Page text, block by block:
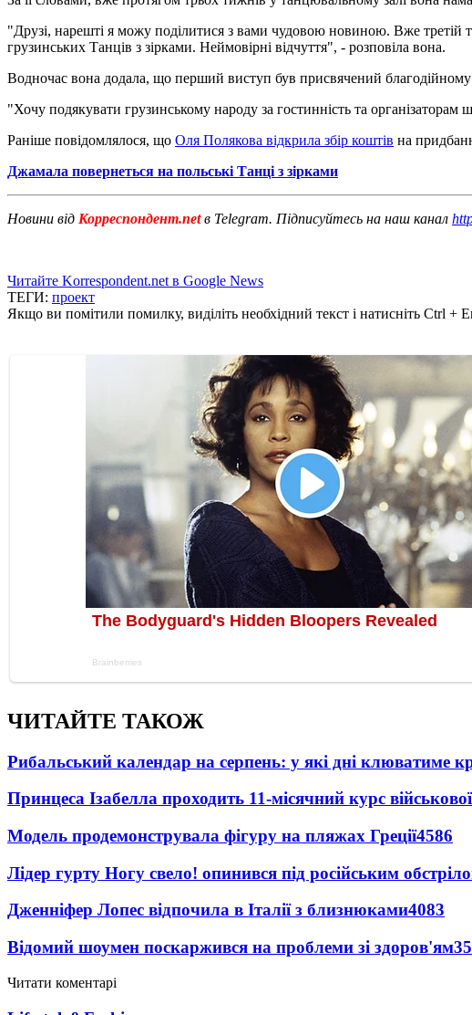
"Друзі, нарешті я можу поділитися з вами чудовою новиною. Вже третій
грузинських Танців з зірками. Неймовірні відчуття", - розповіла вона.
Водночас вона додала, що перший виступ був присвячений
"Хочу подякувати грузинському народу за гостинність та
Раніше повідомлялося, що Оля Полякова відкрила збір коштів на
Джамала повернеться на польські Танці з зірками
Новини від Корреспондент.netв Telegram. Підписуйтесь на наш канал
Читайте Korrespondent.net в Google News
ТЕГИ: проект
Якщо ви помітили помилку, виділіть необхідний текст і натисніть Ctrl +
ЧИТАЙТЕ ТАКОЖ
Рибальський календар на серпень: у які дні клюватиме
Принцеса Ізабелла проходить 11-місячний курс
Модель продемонструвала фігуру на пляжах Греції4586
Лідер гурту Ногу свело! опинився під російським
Дженніфер Лопес відпочила в Італії з близнюками4083
Відомий шоумен поскаржився на проблеми зі здоров'ям
Читати коментарі